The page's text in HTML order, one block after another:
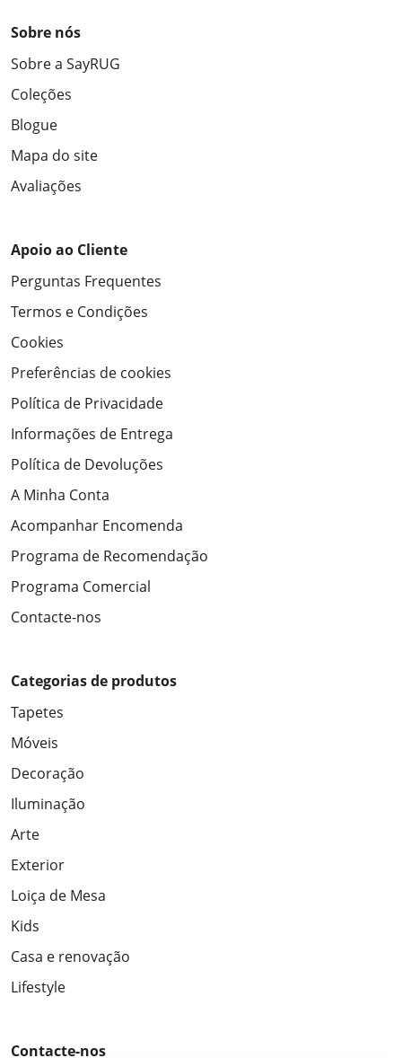
Sobre nós
Sobre a SayRUG
Coleções
Blogue
Mapa do site
Avaliações
Apoio ao Cliente
Perguntas Frequentes
Termos e Condições
Cookies
Preferências de cookies
Política de Privacidade
Informações de Entrega
Política de Devoluções
A Minha Conta
Acompanhar Encomenda
Programa de Recomendação
Programa Comercial
Contacte-nos
Categorias de produtos
Tapetes
Móveis
Decoração
Iluminação
Arte
Exterior
Loiça de Mesa
Kids
Casa e renovação
Lifestyle
Contacte-nos